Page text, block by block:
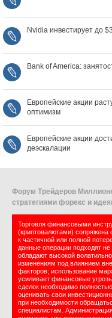
Nvidia инвестирует до
Bank of America:
Европейские акции
оптимизм
Европейские акции
деэскалации
Форум Трейдеров
стратегиями форекс и
Торговля финансовыми
(криптовалютами) сопряжена
к частичной или полной
данные операции подходят
обладают высокой
изменениям под влиянием
факторов; использование
усиливает финансовые
сделок необходимо
оценивать свои
при необходимости
специалистам.